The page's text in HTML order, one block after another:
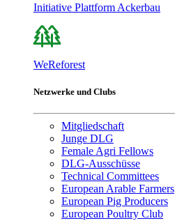
Initiative Plattform Ackerbau
WeReforest
Netzwerke und Clubs
Mitgliedschaft
Junge DLG
Female Agri Fellows
DLG-Ausschüsse
Technical Committees
European Arable Farmers
European Pig Producers
European Poultry Club